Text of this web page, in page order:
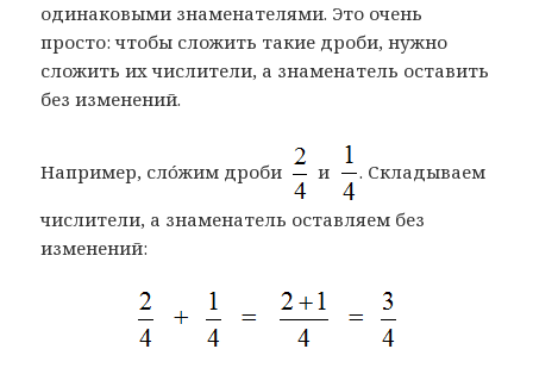
одинаковыми знаменателями. Это очень
просто: чтобы сложить такие дроби, нужно
сложить их числители, а знаменатель оставить
без изменений.
Например, слóжим дроби и . Складываем
числители, а знаменатель оставляем без
изменений: